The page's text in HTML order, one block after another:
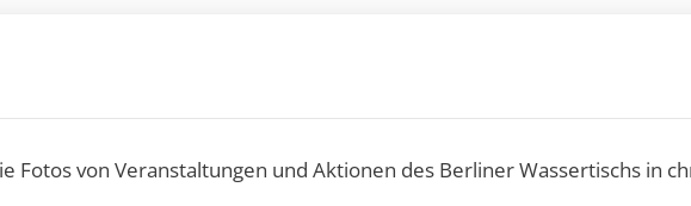
Fotos von Veranstaltungen und Aktionen des Berliner Wassertischs in